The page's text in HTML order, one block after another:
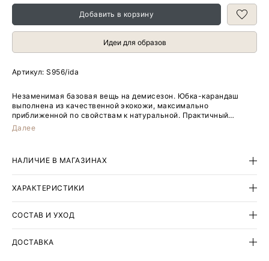
Добавить в корзину
Идеи для образов
Артикул:S956/ida
Незаменимая базовая вещь на демисезон. Юбка-карандаш
выполнена из качественной экокожи, максимально
приближенной по свойствам к натуральной. Практичный
материал, универсальный чёрный цвет, элегантный фасон
"карандаш" с длиной ниже колена и высокой посадкой делают
фактур. Модель имеет боковой разрез со шлицей. Выполнена
без подкладки.
Далее
НАЛИЧИЕ В МАГАЗИНАХ
ХАРАКТЕРИСТИКИ
СОСТАВ И УХОД
ДОСТАВКА